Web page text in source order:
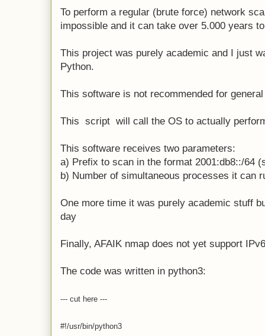
To perform a regular (brute force) network
impossible and it can take over 5.000 years
This project was purely academic and I just
Python.
This software is not recommended for
This script will call the OS to actually
This software receives two parameters:
a) Prefix to scan in the format 2001:db8::/64
b) Number of simultaneous processes it can
One more time it was purely academic stuff
day
Finally, AFAIK nmap does not yet support
The code was written in python3:
--- cut here ---
#!/usr/bin/python3